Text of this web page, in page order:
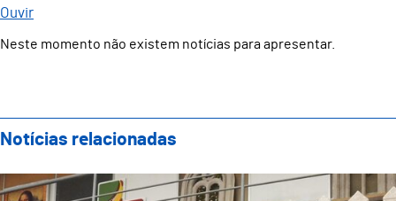
Ouvir
Neste momento não existem notícias para apresentar.
Notícias relacionadas
Guimarães apresenta programa das Festas da